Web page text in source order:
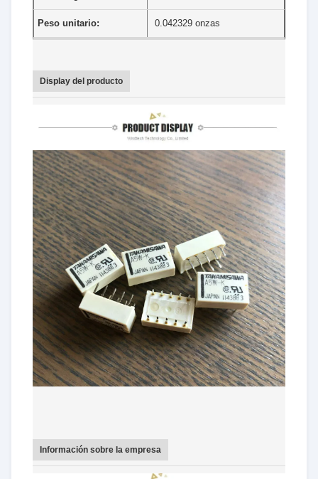
Peso unitario: 0.042329 onzas
Display del producto
Información sobre la empresa